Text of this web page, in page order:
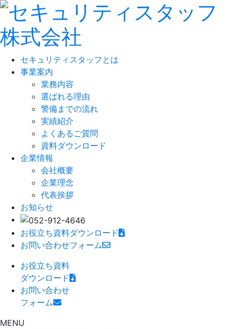
セキュリティスタッフとは
事業案内
業務内容
選ばれる理由
警備までの流れ
実績紹介
よくあるご質問
資料ダウンロード
企業情報
会社概要
企業理念
代表挨拶
お知らせ
お役立ち資料ダウンロード
お問い合わせフォーム
お役立ち資料
ダウンロード
お問い合わせ
フォーム
MENU